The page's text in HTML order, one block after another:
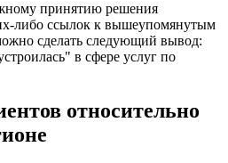
принятию решения
либо ссылок к вышеупомянутым
сделать следующий вывод:
в сфере услуг по
относительно